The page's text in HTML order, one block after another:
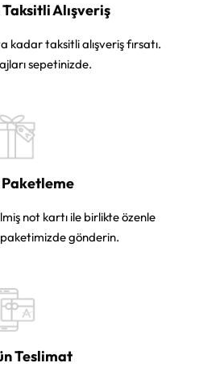
Alışveriş
kadar taksitli alışveriş fırsatı.
sepetinizde.
not kartı ile birlikte özenle
gönderin.
Teslimat